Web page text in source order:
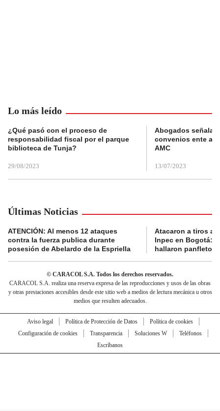
Lo más leído
¿Qué pasó con el proceso de
responsabilidad fiscal por el parque
biblioteca de Tunja?
29/08/2023
Abogados
convenios ente
AMC
13/07/2023
Últimas Noticias
ATENCIÓN: Al menos 12 ataques
contra la fuerza publica durante
posesión de Abelardo de la Espriella
Atacaron a tiros a
Inpec en Bogotá:
hallaron panfletos
© CARACOL S.A. Todos los derechos reservados.
CARACOL S.A. realiza una reserva expresa de las reproducciones y usos de las obras
y otras prestaciones accesibles desde este sitio web a medios de lectura mecánica u otros
medios que resulten adecuados.
Aviso legal Política de Protección de Datos
Política de cookies
Configuración de cookies
Transparencia Soluciones W
Teléfonos
Escríbanos